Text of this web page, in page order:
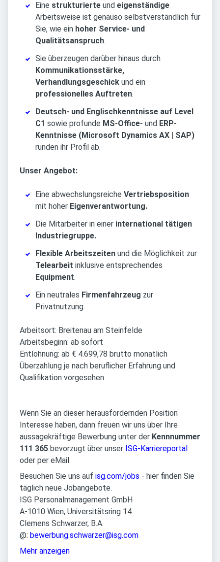
Eine strukturierte und eigenständige
Arbeitsweise ist genauso selbstverständlich für
Sie, wie ein hoher Service- und
Qualitätsanspruch.
Sie überzeugen darüber hinaus durch
Kommunikationsstärke,
Verhandlungsgeschick und ein
professionelles Auftreten.
Deutsch- und Englischkenntnisse auf Level
C1 sowie profunde MS-Office- und ERP-
Kenntnisse (Microsoft Dynamics AX | SAP)
runden ihr Profil ab.
Unser Angebot:
Eine abwechslungsreiche Vertriebsposition
mit hoher Eigenverantwortung.
Die Mitarbeiter in einer international tätigen
Industriegruppe.
Flexible Arbeitszeiten und die Möglichkeit zur
Telearbeit inklusive entsprechendes
Equipment.
Ein neutrales Firmenfahrzeug zur
Privatnutzung.
Arbeitsort: Breitenau am Steinfelde
Arbeitsbeginn: ab sofort
Entlohnung: ab € 4.699,78 brutto monatlich
Überzahlung je nach beruflicher Erfahrung und
Qualifikation vorgesehen
Wenn Sie an dieser herausfordernden Position
Interesse haben, dann freuen wir uns über Ihre
aussagekräftige Bewerbung unter der Kennnummer
111 365 bevorzugt über unser ISG-Karriereportal
oder per eMail.
Besuchen Sie uns auf isg.com/jobs - hier finden Sie
täglich neue Jobangebote.
ISG Personalmanagement GmbH
A-1010 Wien, Universitätsring 14
Clemens Schwarzer, B.A.
@: bewerbung.schwarzer@isg.com
Mehr anzeigen